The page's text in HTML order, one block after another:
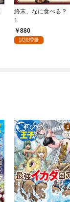
終末、なに食べる？
1
880
試読増量